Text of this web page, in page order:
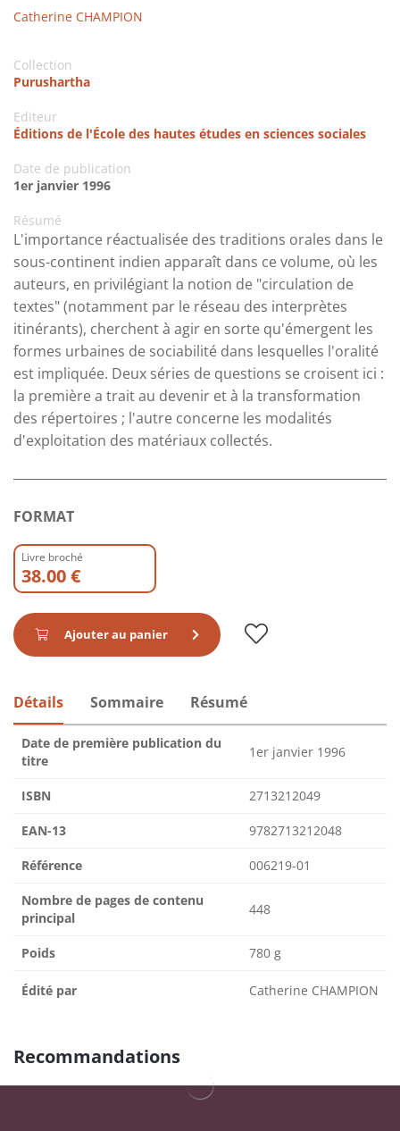
Catherine CHAMPION
Collection
Purushartha
Editeur
Éditions de l'École des hautes études en sciences sociales
Date de publication
1er janvier 1996
Résumé
L'importance réactualisée des traditions orales dans le
sous-continent indien apparaît dans ce volume, où les
auteurs, en privilégiant la notion de "circulation de
textes" (notamment par le réseau des interprètes
itinérants), cherchent à agir en sorte qu'émergent les
formes urbaines de sociabilité dans lesquelles l'oralité
est impliquée. Deux séries de questions se croisent ici :
la première a trait au devenir et à la transformation
des répertoires ; l'autre concerne les modalités
d'exploitation des matériaux collectés.
FORMAT
Livre broché
38.00 €
Ajouter au panier
Détails Sommaire Résumé
Date de première publication du
titre
1er janvier 1996
ISBN 2713212049
EAN-13 9782713212048
Référence 006219-01
Nombre de pages de contenu
principal
448
Poids 780 g
Édité par Catherine CHAMPION
Recommandations